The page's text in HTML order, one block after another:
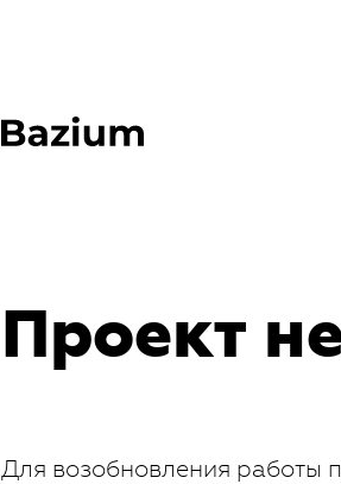
Проект
Для возобновления работы